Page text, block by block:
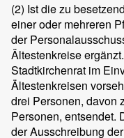
(2) Ist die zu
einer oder mehreren
der
Ältestenkreise
Stadtkirchenrat im
Ältestenkreisen
drei Personen, davon
Personen, entsendet.
der Ausschreibung